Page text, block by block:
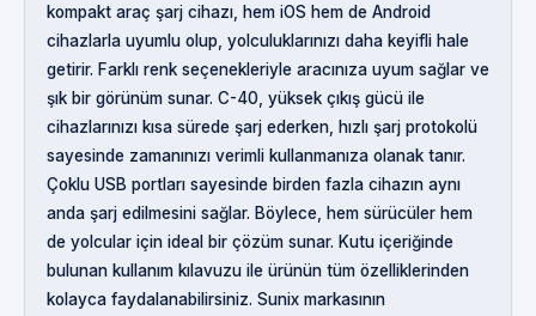
kompakt araç şarj cihazı, hem iOS hem de Android
cihazlarla uyumlu olup, yolculuklarınızı daha keyifli hale
getirir. Farklı renk seçenekleriyle aracınıza uyum sağlar ve
şık bir görünüm sunar. C-40, yüksek çıkış gücü ile
cihazlarınızı kısa sürede şarj ederken, hızlı şarj protokolü
sayesinde zamanınızı verimli kullanmanıza olanak tanır.
Çoklu USB portları sayesinde birden fazla cihazın aynı
anda şarj edilmesini sağlar. Böylece, hem sürücüler hem
de yolcular için ideal bir çözüm sunar. Kutu içeriğinde
bulunan kullanım kılavuzu ile ürünün tüm özelliklerinden
kolayca faydalanabilirsiniz. Sunix markasının